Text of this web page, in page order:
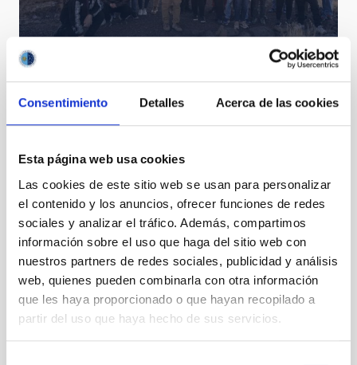
Consentimiento Detalles Acerca de las cookies
Esta página web usa cookies
Las cookies de este sitio web se usan para personalizar
el contenido y los anuncios, ofrecer funciones de redes
sociales y analizar el tráfico. Además, compartimos
información sobre el uso que haga del sitio web con
nuestros partners de redes sociales, publicidad y análisis
web, quienes pueden combinarla con otra información
que les haya proporcionado o que hayan recopilado a
partir del uso que haya hecho de sus servicios.
Visita AMIGOS IAC OT 1 octubre 2022